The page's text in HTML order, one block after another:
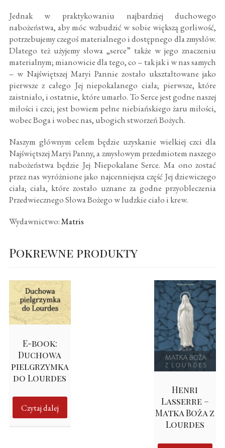
Jednak w praktykowaniu najbardziej duchowego
nabożeństwa, aby móc wzbudzić w sobie większą gorliwość,
potrzebujemy czegoś materialnego i dostępnego dla zmysłów.
Dlatego też użyjemy słowa „serce” także w jego znaczeniu
materialnym; mianowicie dla tego, co – tak jak i w nas samych
– w Najświętszej Maryi Pannie zostało ukształtowane jako
pierwsze z całego Jej niepokalanego ciała; pierwsze, które
zaistniało, i ostatnie, które umarło. To Serce jest godne naszej
miłości i czci; jest bowiem pełne niebiańskiego żaru miłości,
wobec Boga i wobec nas, ubogich stworzeń Bożych.
Naszym głównym celem będzie uzyskanie wielkiej czci dla
Najświętszej Maryi Panny, a zmysłowym przedmiotem naszego
nabożeństwa będzie Jej Niepokalane Serce. Ma ono zostać
przez nas wyróżnione jako najcenniejsza część Jej dziewiczego
ciała; ciała, które zostało uznane za godne przyobleczenia
Przedwiecznego Słowa Bożego w ludzkie ciało i krew.
Wydawnictwo:Matris
Pokrewne produkty
E-book:
Duchowa
pielgrzymka
do Lourdes
Czytaj dalej
Henri
Lasserre –
Matka Boża z
Lourdes